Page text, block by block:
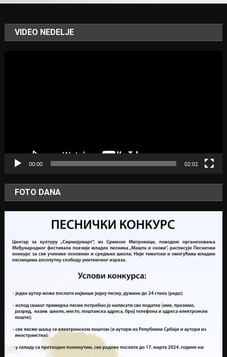
VIDEO NEDELJE
00:00 02:01
FOTO DANA